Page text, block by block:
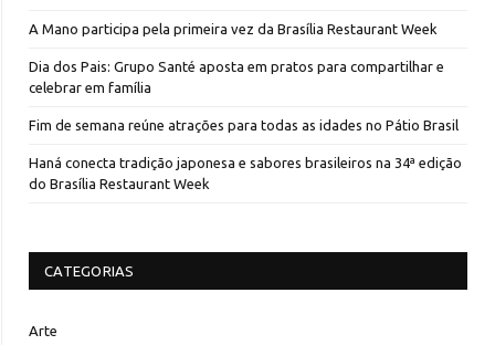
A Mano participa pela primeira vez da Brasília Restaurant Week
Dia dos Pais: Grupo Santé aposta em pratos para compartilhar e
celebrar em família
Fim de semana reúne atrações para todas as idades no Pátio Brasil
Haná conecta tradição japonesa e sabores brasileiros na 34ª edição
do Brasília Restaurant Week
CATEGORIAS
Arte